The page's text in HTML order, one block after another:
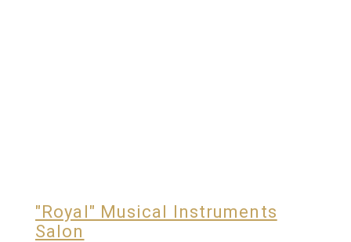
"Royal" Musical Instruments
Salon